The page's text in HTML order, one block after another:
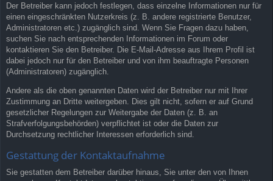
Der Betreiber kann jedoch festlegen, dass einzelne Informationen nur für
einen eingeschränkten Nutzerkreis (z. B. andere registrierte Benutzer,
Administratoren etc.) zugänglich sind. Wenn Sie Fragen dazu haben,
suchen Sie nach entsprechenden Informationen im Forum oder
kontaktieren Sie den Betreiber. Die E-Mail-Adresse aus Ihrem Profil ist
dabei jedoch nur für den Betreiber und von ihm beauftragte Personen
(Administratoren) zugänglich.
Andere als die oben genannten Daten wird der Betreiber nur mit Ihrer
Zustimmung an Dritte weitergeben. Dies gilt nicht, sofern er auf Grund
gesetzlicher Regelungen zur Weitergabe der Daten (z. B. an
Strafverfolgungsbehörden) verpflichtet ist oder die Daten zur
Durchsetzung rechtlicher Interessen erforderlich sind.
Gestattung der Kontaktaufnahme
Sie gestatten dem Betreiber darüber hinaus, Sie unter den von Ihnen